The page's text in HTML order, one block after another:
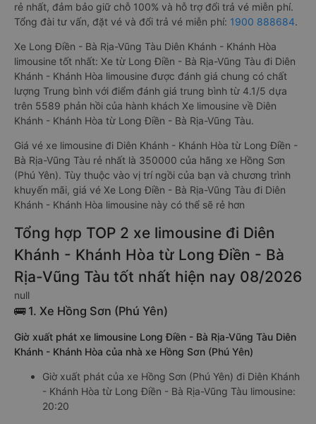
rẻ nhất, đảm bảo giữ chỗ 100% và hỗ trợ đổi trả vé miễn phí.
Tổng đài tư vấn, đặt vé và đổi trả vé miễn phí: 1900 888684.
Xe Long Điền - Bà Rịa-Vũng Tàu Diên Khánh - Khánh Hòa
limousine tốt nhất: Xe từ Long Điền - Bà Rịa-Vũng Tàu đi Diên
Khánh - Khánh Hòa limousine được đánh giá chung có chất
lượng Trung bình với điểm đánh giá trung bình từ 4.1/5 dựa
trên 5589 phản hồi của hành khách Xe limousine về Diên
Khánh - Khánh Hòa từ Long Điền - Bà Rịa-Vũng Tàu.
Giá vé xe limousine đi Diên Khánh - Khánh Hòa từ Long Điền -
Bà Rịa-Vũng Tàu rẻ nhất là 350000 của hãng xe Hồng Sơn
(Phú Yên). Tùy thuộc vào vị trí ngồi của bạn và chương trình
khuyến mãi, giá vé Xe Long Điền - Bà Rịa-Vũng Tàu đi Diên
Khánh - Khánh Hòa limousine này có thể sẽ rẻ hơn
Tổng hợp TOP 2 xe limousine đi Diên
Khánh - Khánh Hòa từ Long Điền - Bà
Rịa-Vũng Tàu tốt nhất hiện nay 08/2026
null
🚌 1. Xe Hồng Sơn (Phú Yên)
Giờ xuất phát xe limousine Long Điền - Bà Rịa-Vũng Tàu Diên
Khánh - Khánh Hòa của nhà xe Hồng Sơn (Phú Yên)
Giờ xuất phát của xe Hồng Sơn (Phú Yên) đi Diên Khánh
- Khánh Hòa từ Long Điền - Bà Rịa-Vũng Tàu limousine:
20:20